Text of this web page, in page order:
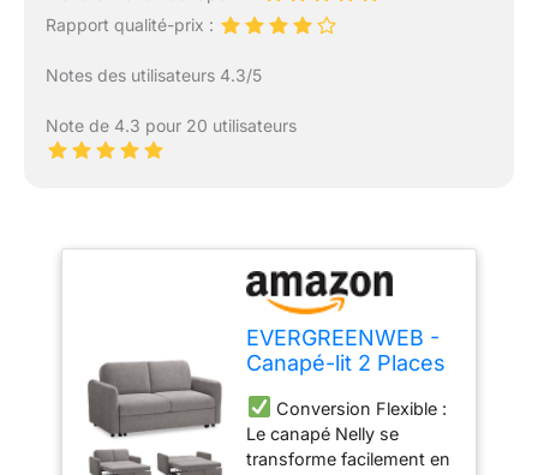
Rapport qualité-prix :
Notes des utilisateurs 4.3/5
Note de 4.3 pour 20 utilisateurs
EVERGREENWEB -
Canapé-lit 2 Places
Double Fonction de
Couchage en Tissu
Beige, Dossier
Conversion Flexible :
Le canapé Nelly se
transforme facilement en